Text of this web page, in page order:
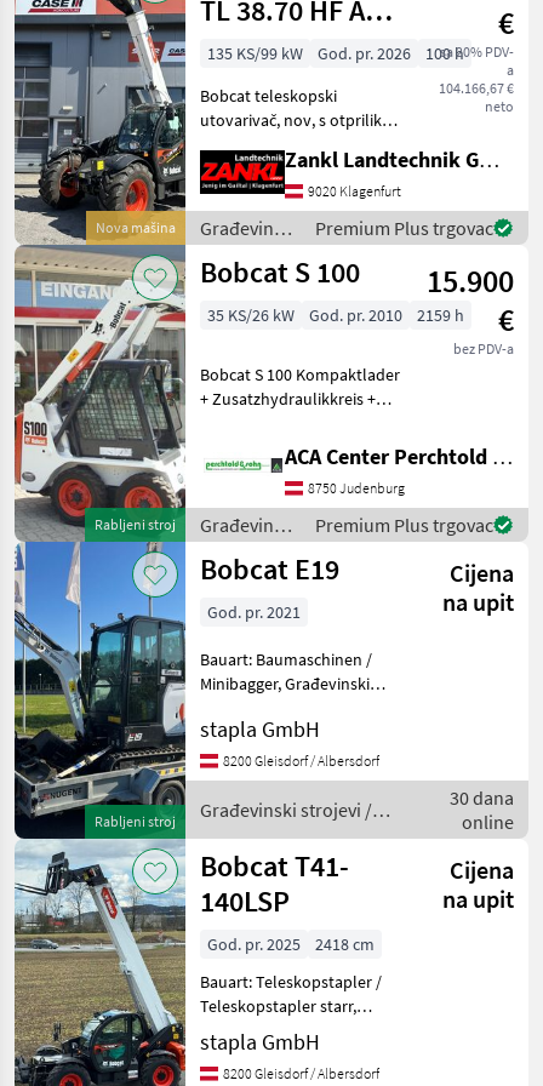
Nova mašina
TL 38.70 HF AGRI
3*
€
sa 20% PDV-
a
104.166,67 €
neto
135 KS/99 kW God. pr. 2026
100 h
Bobcat teleskopski
utovarivač, nov, s otprilike
odmah po posebnoj cijeni!
... 3 godine originalnog
tvorničkog jamstva Bobcat -
od datuma kup
Zankl Landtechnik GmbH
9020 Klagenfurt
Građevinski
strojevi /
Bobcat
Premium Plus trgovac
Rabljeni stroj
Bobcat S 100
15.900
€
bez PDV-a
35 KS/26 kW God. pr. 2010 2159 h
Bobcat S 100 Kompaktlader
+ Zusatzhydraulikkreis +
Erdschaufel 1, 20m +
Palettengabel Gorivo:
Građevinski strojevi
Kompaktni utovariva
ACA Center Perchtold - Perchtold & Sohn GmbH
8750 Judenburg
Građevinski
strojevi /
Bobcat
Premium Plus trgovac
Rabljeni stroj
Bobcat E19
Cijena
na upit
God. pr. 2021
Bauart: Baumaschinen /
Minibagger, Građevinski
stapla GmbH
8200 Gleisdorf / Albersdorf
Građevinski strojevi /
Bobcat
30 dana
online
Bobcat T41-
140LSP
Cijena
na upit
God. pr. 2025
2418 cm
Bauart: Teleskopstapler /
Teleskopstapler starr,
Tragkraft: 4100kg, Hubhöhe:
13700mm, Bauhöhe:
2669mm, Gabellänge:
stapla GmbH
8200 Gleisdorf / Albersdorf